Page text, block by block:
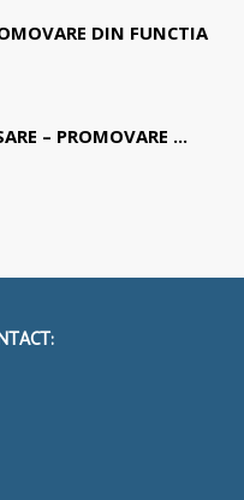
DIN FUNCTIA
– PROMOVARE ...